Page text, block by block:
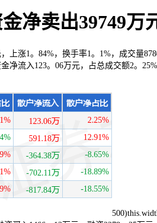
净卖出39749万
涨1。84%，换手率1。1%，成交量
净流入123。06万元，占总成交额2。25%